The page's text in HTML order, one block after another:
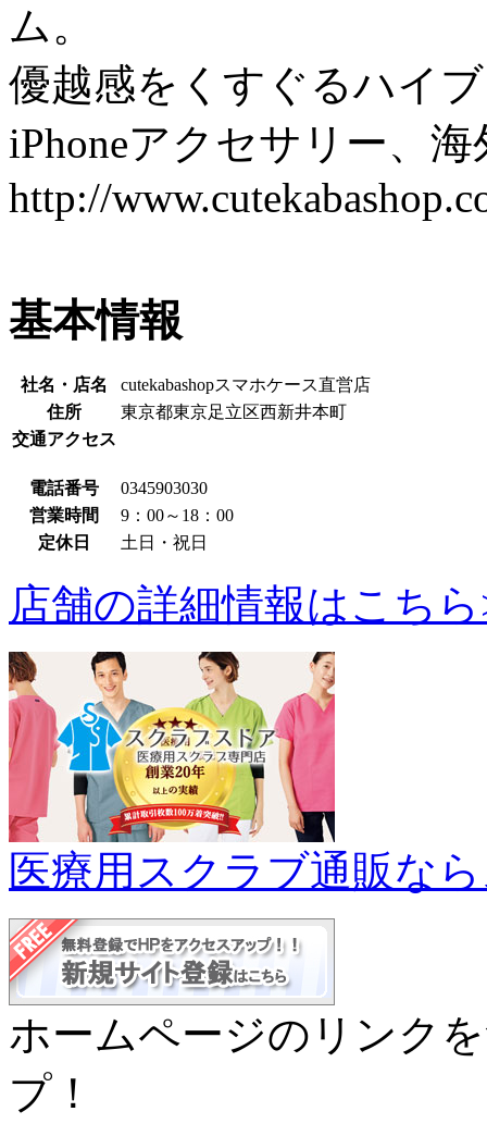
ム。
優越感をくすぐるハイ
iPhoneアクセサリー、
http://
基本情報
社名・店名
cutekabashopスマホケース直営店
住所
東京都東京足立区西新井本町
交通アクセス
電話番号
0345903030
営業時間
9：00～18：00
定休日
土日・祝日
店舗の詳細情報はこち
医療用スクラブ通販な
ホームページのリンク
プ！